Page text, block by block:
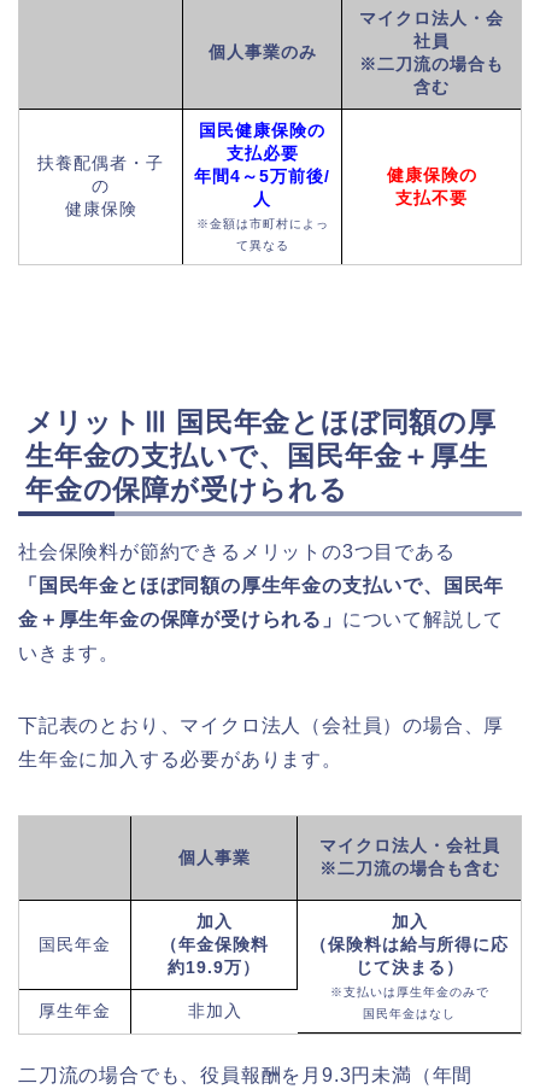
個人事業のみ
マイクロ法人・会
社員
※二刀流の場合も
含む
扶養配偶者・子
の
健康保険
国民健康保険の
支払必要
年間4～5万前後/
人
※金額は市町村によっ
て異なる
健康保険の
支払不要
メリットⅢ 国民年金とほぼ同額の厚
生年金の支払いで、国民年金＋厚生
年金の保障が受けられる
社会保険料が節約できるメリットの3つ目である
「国民年金とほぼ同額の厚生年金の支払いで、国民年
金＋厚生年金の保障が受けられる」 について解説して
いきます。
下記表のとおり、マイクロ法人（会社員）の場合、厚
生年金に加入する必要があります。
個人事業
マイクロ法人・会社員
※二刀流の場合も含む
国民年金
加入
（年金保険料
約19.9万）
加入
（保険料は給与所得に応
じて決まる）
※支払いは厚生年金のみで
国民年金はなし
厚生年金 非加入
二刀流の場合でも、役員報酬を月9.3円未満（年間